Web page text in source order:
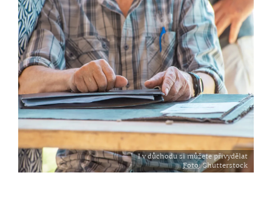
I v důchodu si můžete přivydělat
Foto: Shutterstock